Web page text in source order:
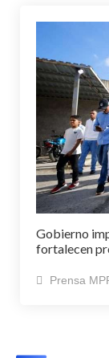
Gobierno
fortalecen
Prensa